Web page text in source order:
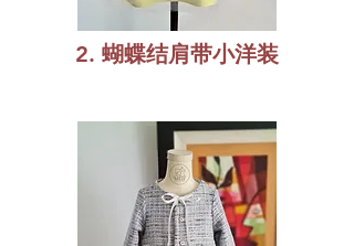
2. 蝴蝶结肩带小洋装